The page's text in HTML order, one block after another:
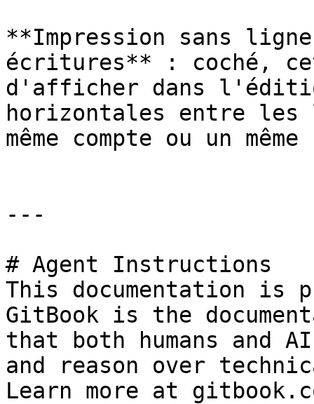
**Impression sans
écritures** : coché,
d'afficher dans
horizontales entre
même compte ou un
---
# Agent Instructions
This documentation is
GitBook is the
that both humans and
and reason over
Learn more at